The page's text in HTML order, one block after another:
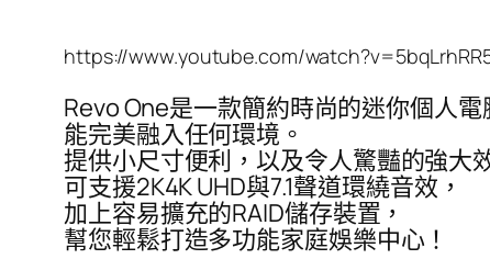
https://www.youtube.com/
Revo One是一款簡約時尚的迷你個人電
能完美融入任何環境。
提供小尺寸便利，以及令人驚豔的強大
可支援2K4K UHD與7.1聲道環繞音效，
加上容易擴充的RAID儲存裝置，
幫您輕鬆打造多功能家庭娛樂中心！